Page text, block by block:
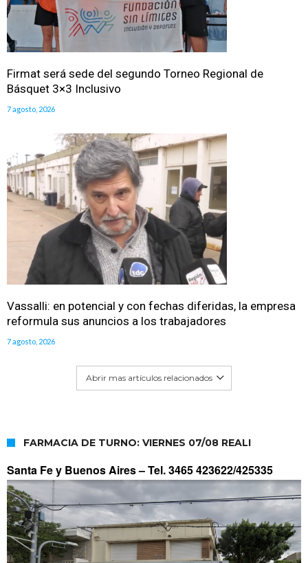
Firmat será sede del segundo Torneo Regional de
Básquet 3×3 Inclusivo
7 agosto, 2026
Vassalli: en potencial y con fechas diferidas, la empresa
reformula sus anuncios a los trabajadores
7 agosto, 2026
Abrir mas artículos relacionados
FARMACIA DE TURNO: VIERNES 07/08 REALI
Santa Fe y Buenos Aires –Tel. 3465 423622/425335